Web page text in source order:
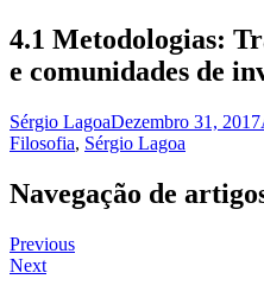
4.1 Metodologias:
e comunidades de
Sérgio LagoaDezembro 31, 2017
Filosofia, Sérgio Lagoa
Navegação de
Previous
Next